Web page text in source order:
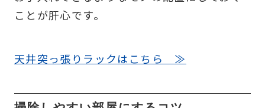
ことが肝心です。
天井突っ張りラックはこちら ≫